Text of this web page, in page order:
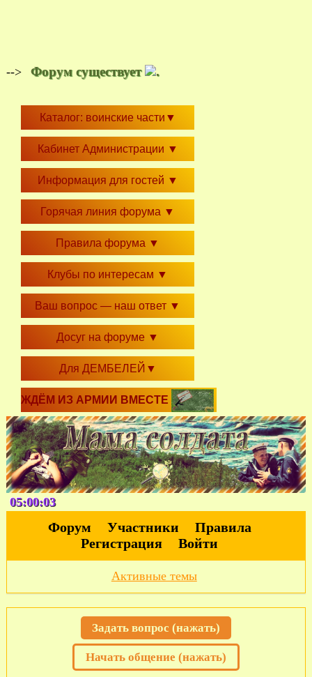
--> Форум существует .
Каталог: воинские части ▼
Кабинет Администрации ▼
Информация для гостей ▼
Горячая линия форума ▼
Правила форума ▼
Клубы по интересам ▼
Ваш вопрос — наш ответ ▼
Досуг на форуме ▼
Для ДЕМБЕЛЕЙ ▼
ЖДЁМ ИЗ АРМИИ ВМЕСТЕ
05:00:05
Форум Участники
Правила
Регистрация
Войти
Активные темы
Задать вопрос (нажать)
Начать общение (нажать)